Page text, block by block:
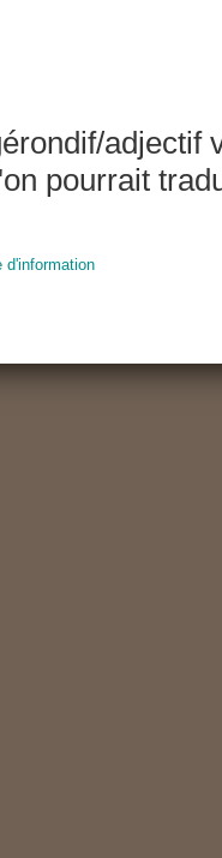
adjectif
pourrait
d'information